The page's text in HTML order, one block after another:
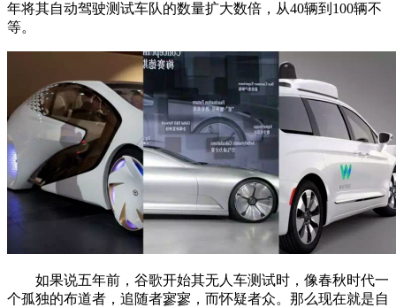
年将其自动驾驶测试车队的数量扩大数倍，从40辆到100辆不
等。
如果说五年前，谷歌开始其无人车测试时，像春秋时代一
个孤独的布道者，追随者寥寥，而怀疑者众。那么现在就是自